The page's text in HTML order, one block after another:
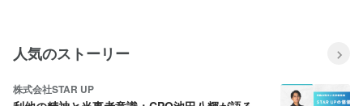
人気のストーリー
株式会社STAR UP